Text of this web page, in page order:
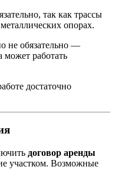
так как трассы
опорах.
не обязательно —
может работать
достаточно
договор аренды
участком. Возможные